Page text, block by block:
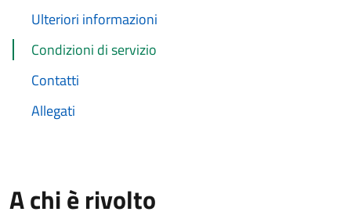
Ulteriori informazioni
Condizioni di servizio
Contatti
Allegati
A chi è rivolto